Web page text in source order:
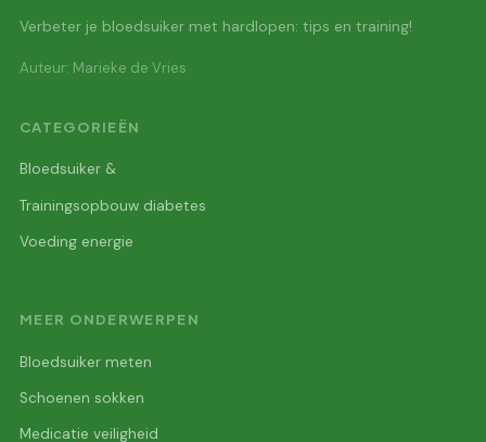
Verbeter je bloedsuiker met hardlopen: tips en training!
Auteur: Marieke de Vries
CATEGORIEËN
Bloedsuiker &
Trainingsopbouw diabetes
Voeding energie
MEER ONDERWERPEN
Bloedsuiker meten
Schoenen sokken
Medicatie veiligheid